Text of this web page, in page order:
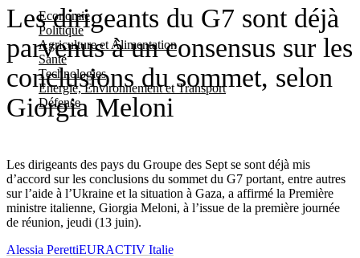
Economie
Politique
Agriculture et Alimentation
Santé
Technologies
Energie, Environnement et Transport
Défense
Les dirigeants du G7 sont déjà
parvenus à un consensus sur les
conclusions du sommet, selon
Giorgia Meloni
Les dirigeants des pays du Groupe des Sept se sont déjà mis
d’accord sur les conclusions du sommet du G7 portant, entre autres
sur l’aide à l’Ukraine et la situation à Gaza, a affirmé la Première
ministre italienne, Giorgia Meloni, à l’issue de la première journée
de réunion, jeudi (13 juin).
Alessia PerettiEURACTIV Italie